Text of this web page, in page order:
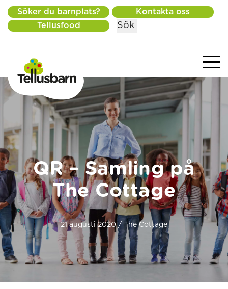
Söker du barnplats?
Kontakta oss
Tellusfood
Sök
QR – Samling på
The Cottage
21 augusti 2020 / The Cottage